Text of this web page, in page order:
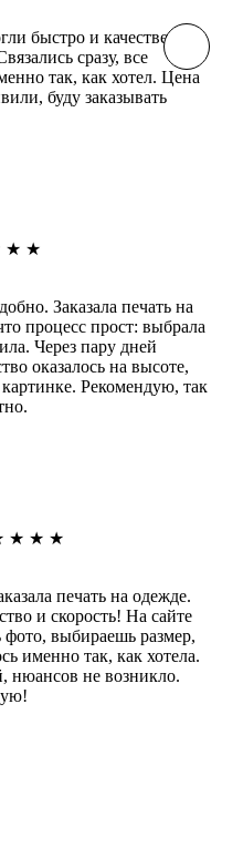
быстро и качественно
сразу, все
так, как хотел. Цена
буду заказывать
★ ★
Заказала печать на
процесс прост: выбрала
Через пару дней
оказалось на высоте,
Рекомендую, так
★ ★ ★
печать на одежде.
и скорость! На сайте
фото, выбираешь размер,
именно так, как хотела.
нюансов не возникло.